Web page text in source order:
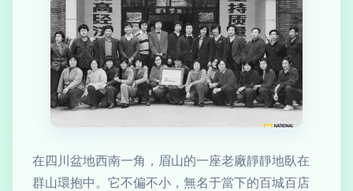
在四川盆地西南一角，眉山的一座老廠靜靜地臥在
群山環抱中。它不偏不小，無名于當下的百城百店